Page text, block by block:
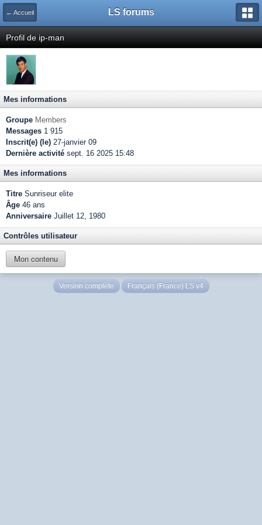
← Accueil LS forums
Profil de ip-man
Mes informations
Groupe Members
Messages 1 915
Inscrit(e) (le) 27-janvier 09
Dernière activité sept. 16 2025 15:48
Mes informations
Titre Sunriseur elite
Âge 46 ans
Anniversaire Juillet 12, 1980
Contrôles utilisateur
Mon contenu
Version complète Français (France) LS v4